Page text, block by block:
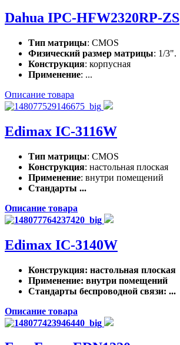
Dahua IPC-HFW2320RP-ZS
Тип матрицы: CMOS
Физический размер матрицы: 1/3".
Конструкция: корпусная
Применение: ...
Описание товара
Edimax IC-3116W
Тип матрицы: CMOS
Конструкция: настольная плоская
Применение: внутри помещений
Стандарты ...
Описание товара
Edimax IC-3140W
Конструкция: настольная плоская
Применение: внутри помещений
Стандарты беспроводной связи: ...
Описание товара